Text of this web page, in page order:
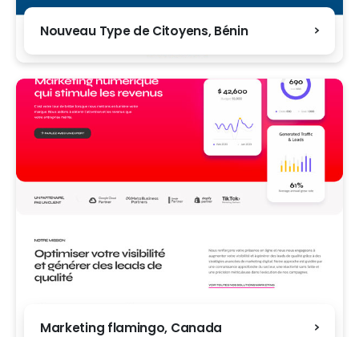
Nouveau Type de Citoyens, Bénin
Marketing flamingo, Canada